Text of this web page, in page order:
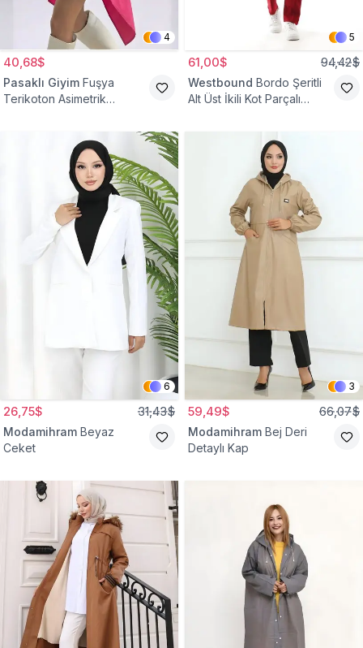
4
40,68$
Pasaklı Giyim Fuşya
Terikoton Asimetrik
5
61,00$ 94,42$
Westbound Bordo Şeritli
Alt Üst İkili Kot Parçalı
6
26,75$ 31,43$
Modamihram Beyaz
Ceket
3
59,49$ 66,07$
Modamihram Bej Deri
Detaylı Kap